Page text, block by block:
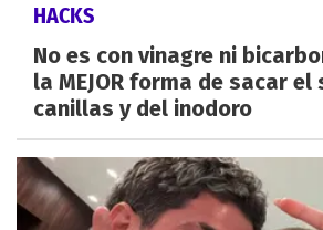
HACKS
No es con vinagre ni
la MEJOR forma de sacar
canillas y del inodoro